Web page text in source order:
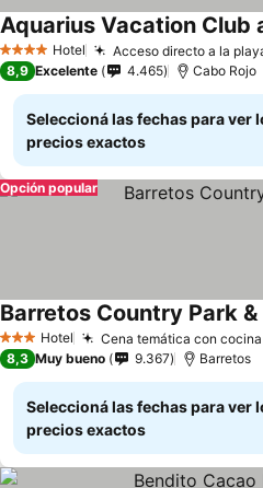
4 EstrellasHotel Acceso directo a la
8,9 Excelente 4.465 Cabo Rojo
Seleccioná las fechas para ver
precios exactos
Opción popular
3 Estrellas
Hotel Cena temática con
Barretos Country Park
8,3 Muy bueno 9.367 Barretos
Seleccioná las fechas para ver
precios exactos